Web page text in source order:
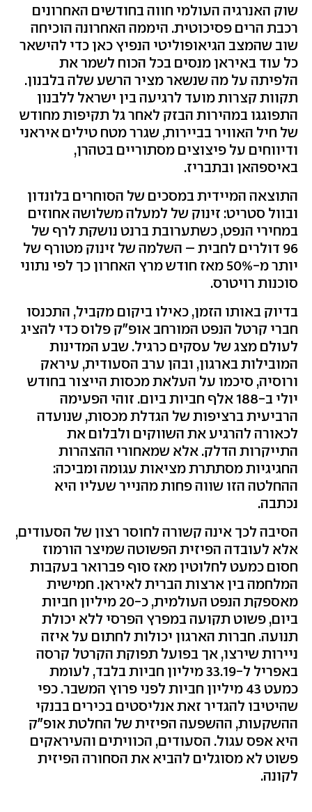
שוק האנרגיה העולמי חווה בחודשים האחרונים
רכבת הרים פסיכוטית. היממה האחרונה הוכיחה
שוב שהמצב הגיאופוליטי הנפיץ כאן כדי להישאר
כל עוד באיראן מנסים בכל הכוח לשמר את
הלפיתה על מה שנשאר מציר הרשע שלה בלבנון.
תקוות קצרות מועד לרגיעה בין ישראל ללבנון
התפוגגו במהירות הבזק לאחר גל תקיפות מחודש
של חיל האוויר בביירות, שגרר מטח טילים איראני
ודיווחים על פיצוצים מסתוריים בטהרן,
באיספהאן ובתבריז.
התוצאה המיידית במסכים של הסוחרים בלונדון
ובוול סטריט: זינוק של למעלה משלושה אחוזים
במחירי הנפט, כשתערובת ברנט נושקת לרף של
96 דולרים לחבית – השלמה של זינוק מטורף של
יותר מ-50% מאז חודש מרץ האחרון כך לפי נתוני
סוכנות רויטרס.
בדיוק באותו הזמן, כאילו ביקום מקביל, התכנסו
חברי קרטל הנפט המורחב אופ"ק פלוס כדי להציג
לעולם מצג של עסקים כרגיל. שבע המדינות
המובילות בארגון, ובהן ערב הסעודית, עיראק
ורוסיה, סיכמו על העלאת מכסות הייצור בחודש
יולי ב-188 אלף חביות ביום. זוהי הפעימה
הרביעית ברציפות של הגדלת מכסות, שנועדה
לכאורה להרגיע את השווקים ולבלום את
התייקרות הדלק. אלא שמאחורי ההצהרות
החגיגיות מסתתרת מציאות עגומה ומביכה:
ההחלטה הזו שווה פחות מהנייר שעליו היא
נכתבה.
הסיבה לכך אינה קשורה לחוסר רצון של הסעודים,
אלא לעובדה הפיזית הפשוטה שמיצר הורמוז
חסום כמעט לחלוטין מאז סוף פברואר בעקבות
המלחמה בין ארצות הברית לאיראן. חמישית
מאספקת הנפט העולמית, כ-20 מיליון חביות
ביום, פשוט תקועה במפרץ הפרסי ללא יכולת
תנועה. חברות הארגון יכולות לחתום על איזה
ניירות שירצו, אך בפועל תפוקת הקרטל קרסה
באפריל ל-33.19 מיליון חביות בלבד, לעומת
כמעט 43 מיליון חביות לפני פרוץ המשבר. כפי
שהיטיבו להגדיר זאת אנליסטים בכירים בבנקי
ההשקעות, ההשפעה הפיזית של החלטת אופ"ק
היא אפס עגול. הסעודים, הכוויתים והעיראקים
פשוט לא מסוגלים להביא את הסחורה הפיזית
לקונה.